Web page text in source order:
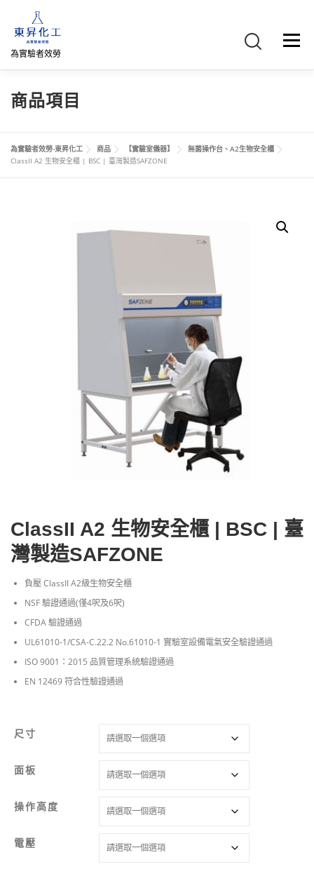
為實驗者效勞
選單
首頁 關於我們
網路商店 直購專區 詢價車、購物車/會員
商品項目
為實驗者效勞-東昇化工 商品 【實驗室儀器】
無菌操作台、A2生物安全櫃
ClassII A2 生物安全櫃 | BSC | 臺灣製造SAFZONE
ClassII A2 生物安全櫃 | BSC | 臺
灣製造SAFZONE
負壓 ClassII A2級生物安全櫃
NSF 驗證通過(僅4呎及6呎)
CFDA 驗證通過
UL61010-1/CSA-C.22.2 No.61010-1 實驗室設備電氣安全驗證通過
ISO 9001：2015 品質管理系統驗證通過
EN 12469 符合性驗證通過
尺寸
面板
操作高度
電壓